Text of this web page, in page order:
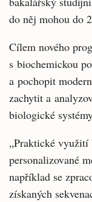
do něj mohou do
Cílem nového
s biochemickou
a pochopit
zachytit a
biologické
„Praktické
personalizované
například se
získaných